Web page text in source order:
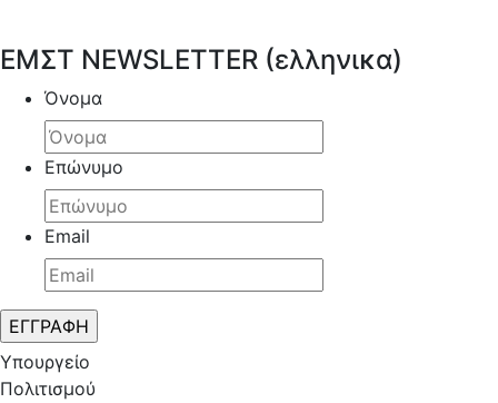
ΕΜΣΤ NEWSLETTER (ελληνικα)
Όνομα
Επώνυμο
Email
Υπουργείο
Πολιτισμού